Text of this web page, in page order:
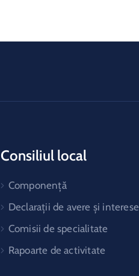
Consiliul local
Componență
Declarații de avere și interese
Comisii de specialitate
Rapoarte de activitate